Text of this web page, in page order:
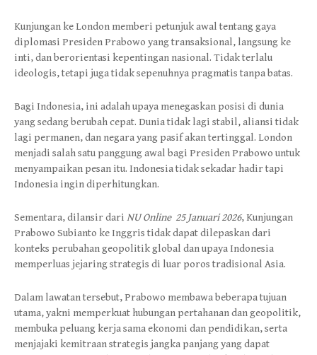
Kunjungan ke London memberi petunjuk awal tentang gaya
diplomasi Presiden Prabowo yang transaksional, langsung ke
inti, dan berorientasi kepentingan nasional. Tidak terlalu
ideologis, tetapi juga tidak sepenuhnya pragmatis tanpa batas.
Bagi Indonesia, ini adalah upaya menegaskan posisi di dunia
yang sedang berubah cepat. Dunia tidak lagi stabil, aliansi tidak
lagi permanen, dan negara yang pasif akan tertinggal. London
menjadi salah satu panggung awal bagi Presiden Prabowo untuk
menyampaikan pesan itu. Indonesia tidak sekadar hadir tapi
Indonesia ingin diperhitungkan.
Sementara, dilansir dari NU Online 25 Januari 2026, Kunjungan
Prabowo Subianto ke Inggris tidak dapat dilepaskan dari
konteks perubahan geopolitik global dan upaya Indonesia
memperluas jejaring strategis di luar poros tradisional Asia.
Dalam lawatan tersebut, Prabowo membawa beberapa tujuan
utama, yakni memperkuat hubungan pertahanan dan geopolitik,
membuka peluang kerja sama ekonomi dan pendidikan, serta
menjajaki kemitraan strategis jangka panjang yang dapat